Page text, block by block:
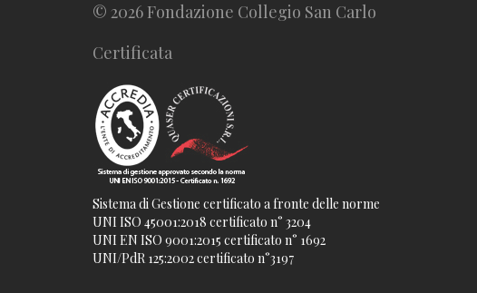
© 2026 Fondazione Collegio San Carlo
Certificata
Sistema di Gestione certificato a fronte delle norme
UNI ISO 45001:2018 certificato n° 3204
UNI EN ISO 9001:2015 certificato n° 1692
UNI/PdR 125:2002 certificato n°3197